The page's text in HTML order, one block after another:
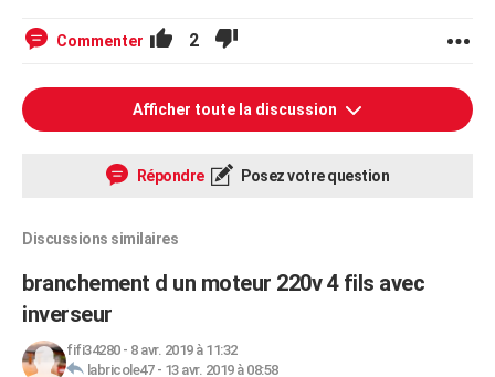
Commenter 2
Afficher toute la discussion
Répondre Posez votre question
Discussions similaires
branchement d un moteur 220v 4 fils avec
inverseur
fifi34280- 8 avr. 2019 à 11:32
labricole47- 13 avr. 2019 à 08:58